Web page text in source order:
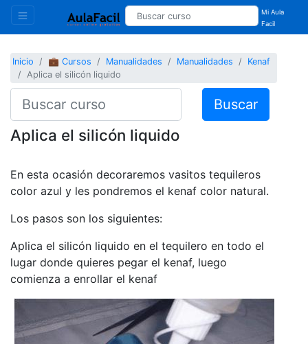
Mi Aula
Facil
Inicio 💼 Cursos Manualidades Manualidades
Kenaf
Aplica el silicón liquido
Buscar
Aplica el silicón liquido
En esta ocasión decoraremos vasitos tequileros
color azul y les pondremos el kenaf color natural.
Los pasos son los siguientes:
Aplica el silicón liquido en el tequilero en todo el
lugar donde quieres pegar el kenaf, luego
comienza a enrollar el kenaf